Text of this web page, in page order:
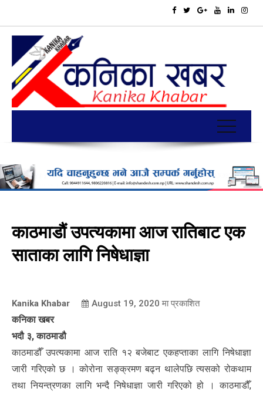
काठमाडौं उपत्यकामा आज रातिबाट एक
साताका लागि निषेधाज्ञा
Kanika Khabar August 19, 2020 मा प्रकाशित
कनिका खबर
भदौ ३, काठमाडौ
काठमाडौँ उपत्यकामा आज राति १२ बजेबाट एकहप्ताका लागि निषेधाज्ञा
जारी गरिएको छ । कोरोना सङ्क्रमण बढ्न थालेपछि त्यसको रोकथाम
तथा नियन्त्रणका लागि भन्दै निषेधाज्ञा जारी गरिएको हो । काठमाडौँ,